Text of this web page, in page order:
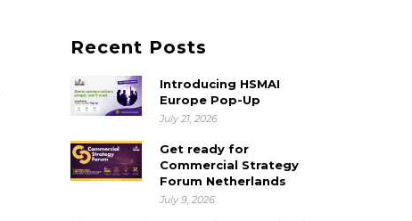
Recent Posts
Introducing HSMAI
Europe Pop-Up
July 21, 2026
Get ready for
Commercial Strategy
Forum Netherlands
July 9, 2026